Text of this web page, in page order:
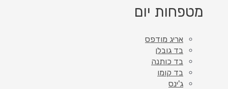
מטפחות יום
אריג מודפס
בד גובלן
בד כותנה
בד קומו
ג'ינס